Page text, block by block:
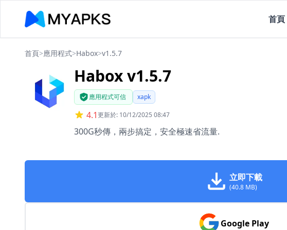
首頁
首頁>應用程式>Habox>v1.5.7
Habox v1.5.7
應用程式可信 xapk
4.1更新於: 10/12/2025 08:47
300G秒傳，兩步搞定，安全極速省流量.
立即下載
(40.8 MB)
Google Play